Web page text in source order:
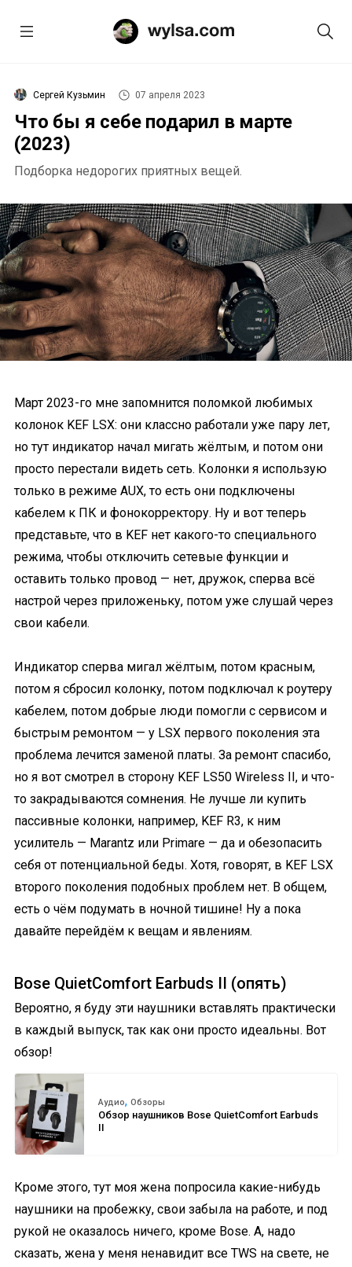
Сергей Кузьмин 07 апреля 2023
Что бы я себе подарил в марте
(2023)
Подборка недорогих приятных вещей.
Март 2023-го мне запомнится поломкой любимых
колонок KEF LSX: они классно работали уже пару лет,
но тут индикатор начал мигать жёлтым, и потом они
просто перестали видеть сеть. Колонки я использую
только в режиме AUX, то есть они подключены
кабелем к ПК и фонокорректору. Ну и вот теперь
представьте, что в KEF нет какого-то специального
режима, чтобы отключить сетевые функции и
оставить только провод — нет, дружок, сперва всё
настрой через приложеньку, потом уже слушай через
свои кабели.
Индикатор сперва мигал жёлтым, потом красным,
потом я сбросил колонку, потом подключал к роутеру
кабелем, потом добрые люди помогли с сервисом и
быстрым ремонтом — у LSX первого поколения эта
проблема лечится заменой платы. За ремонт спасибо,
но я вот смотрел в сторону KEF LS50 Wireless II, и что-
то закрадываются сомнения. Не лучше ли купить
пассивные колонки, например, KEF R3, к ним
усилитель — Marantz или Primare — да и обезопасить
себя от потенциальной беды. Хотя, говорят, в KEF LSX
второго поколения подобных проблем нет. В общем,
есть о чём подумать в ночной тишине! Ну а пока
давайте перейдём к вещам и явлениям.
Bose QuietComfort Earbuds II (опять)
Вероятно, я буду эти наушники вставлять практически
в каждый выпуск, так как они просто идеальны. Вот
обзор!
Аудио, Обзоры
Обзор наушников Bose QuietComfort Earbuds
II
Кроме этого, тут моя жена попросила какие-нибудь
наушники на пробежку, свои забыла на работе, и под
рукой не оказалось ничего, кроме Bose. А, надо
сказать, жена у меня ненавидит все TWS на свете, не